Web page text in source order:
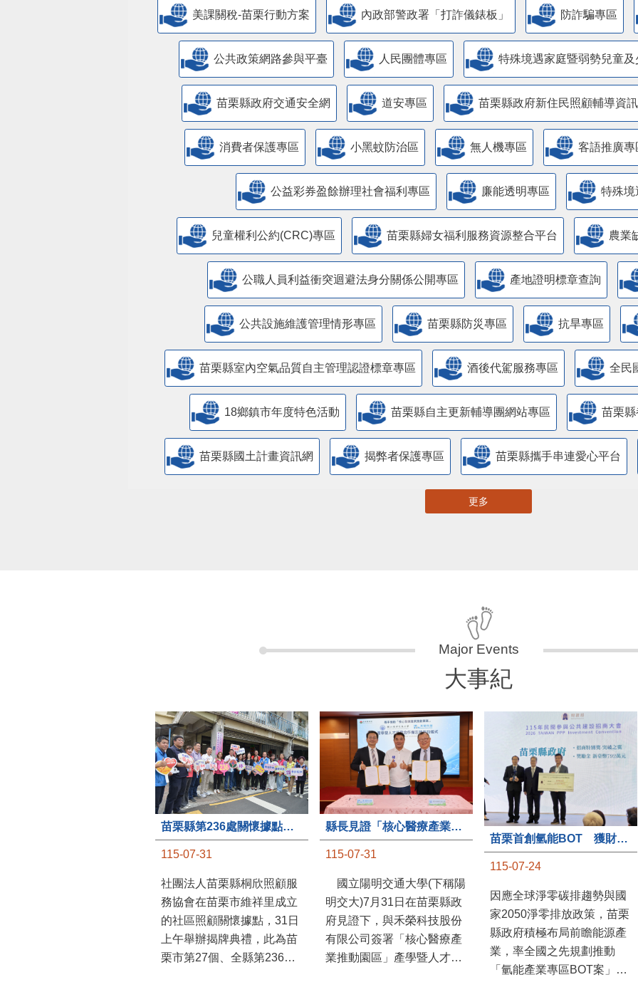
美課關稅-苗栗行動方案 內政部警政署「打詐儀錶板」 防詐騙專區
公共政策網路參與平臺 人民團體專區 特殊境遇家庭暨弱勢兒童
苗栗縣政府交通安全網 道安專區 苗栗縣政府新住民照顧輔導資
消費者保護專區 小黑蚊防治區 無人機專區 客語推廣專
公益彩券盈餘辦理社會福利專區 廉能透明專區 特殊境
兒童權利公約(CRC)專區 苗栗縣婦女福利服務資源整合平台 農業
公職人員利益衝突迴避法身分關係公開專區 產地證明標章查詢
​公共設施維護管理情形專區 苗栗縣防災專區 抗旱專區
苗栗縣室內空氣品質自主管理認證標章專區 酒後代駕服務專區 全民
18鄉鎮市年度特色活動 苗栗縣自主更新輔導團網站專區 苗栗
苗栗縣國土計畫資訊網 揭弊者保護專區 苗栗縣攜手串連愛心平台
更多
大事紀
苗栗縣第236處關懷據點在苗栗市維祥里揭牌
115-07-31
社團法人苗栗縣桐欣照顧服
務協會在苗栗市維祥里成立
的社區照顧關懷據點，31日
上午舉辦揭牌典禮，此為苗
栗市第27個、全縣第236處
縣長見證「核心醫療產業推動園區」產學合作簽約儀式
115-07-31
國立陽明交通大學(下稱陽
明交大)7月31日在苗栗縣政
府見證下，與禾榮科技股份
有限公司簽署「核心醫療產
業推動園區」產學暨人才培
苗栗首創氫能BOT 獲財政部「突破之翼」肯定
115-07-24
因應全球淨零碳排趨勢與國
家2050淨零排放政策，苗栗
縣政府積極布局前瞻能源產
業，率全國之先規劃推動
「氫能產業專區BOT案」，